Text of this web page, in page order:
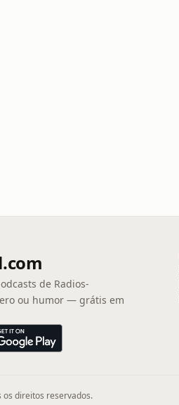
de Radios-
ou humor — grátis em
os direitos reservados.